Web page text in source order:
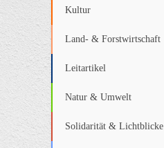
Kultur
Land- & Forstwirtschaft
Leitartikel
Natur & Umwelt
Solidarität & Lichtblicke